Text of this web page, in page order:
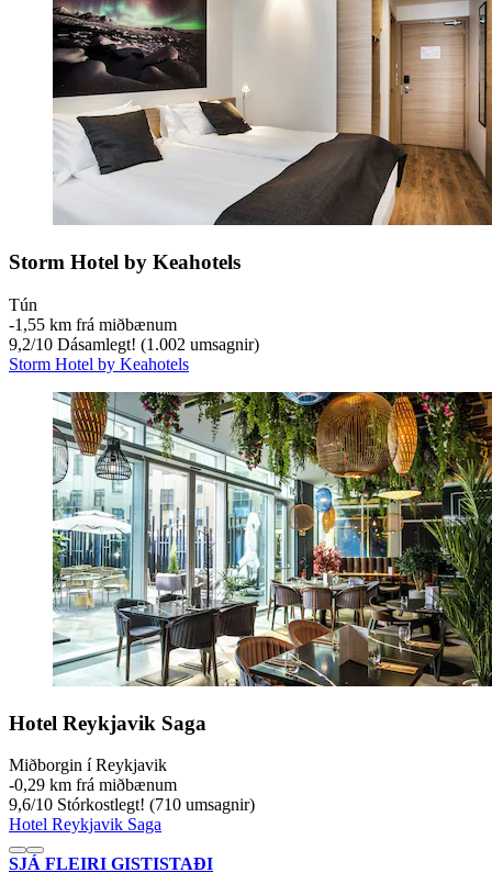
Storm Hotel by Keahotels
Tún
‐1,55 km frá miðbænum
9,2/10 Dásamlegt! (1.002 umsagnir)
Storm Hotel by Keahotels
Hotel Reykjavik Saga
Miðborgin í Reykjavik
‐0,29 km frá miðbænum
9,6/10 Stórkostlegt! (710 umsagnir)
Hotel Reykjavik Saga
SJÁ FLEIRI GISTISTAÐI